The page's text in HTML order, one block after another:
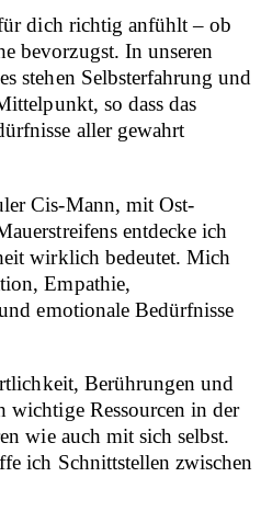
dich richtig anfühlt – ob
bevorzugst. In unseren
stehen Selbsterfahrung und
so dass das
aller gewahrt
Cis-Mann, mit Ost-
entdecke ich
wirklich bedeutet. Mich
Empathie,
emotionale Bedürfnisse
Berührungen und
Ressourcen in der
wie auch mit sich selbst.
ich Schnittstellen zwischen